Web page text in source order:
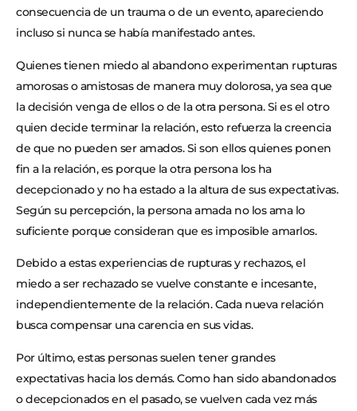
consecuencia de un trauma o de un evento, apareciendo
incluso si nunca se había manifestado antes.
Quienes tienen miedo al abandono experimentan rupturas
amorosas o amistosas de manera muy dolorosa, ya sea que
la decisión venga de ellos o de la otra persona. Si es el otro
quien decide terminar la relación, esto refuerza la creencia
de que no pueden ser amados. Si son ellos quienes ponen
fin a la relación, es porque la otra persona los ha
decepcionado y no ha estado a la altura de sus expectativas.
Según su percepción, la persona amada no los ama lo
suficiente porque consideran que es imposible amarlos.
Debido a estas experiencias de rupturas y rechazos, el
miedo a ser rechazado se vuelve constante e incesante,
independientemente de la relación. Cada nueva relación
busca compensar una carencia en sus vidas.
Por último, estas personas suelen tener grandes
expectativas hacia los demás. Como han sido abandonados
o decepcionados en el pasado, se vuelven cada vez más